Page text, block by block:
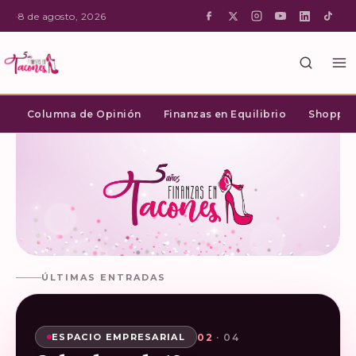
·8 de agosto, 2026
Columna de Opinión Finanzas en Equilibrio
ÚLTIMAS ENTRADAS
SHOPPING INTELIGENTE 01 · 04
ESPACIO EMPRESARIAL 02 · 04
ESPACIO EMPRESARIAL 03 · 04
ESPACIO EMPRESARIAL 04 · 04